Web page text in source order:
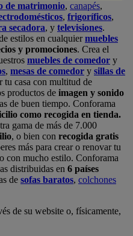
de matrimonio, canapés,
, frigoríficos,
secadora, y televisiones.
estilos en cualquiermuebles
y promociones. Crea el
muebles de comedor y
, mesas de comedor y sillas de
tu casa con multitud de
productos de imagen y sonido
de buen tiempo. Conforama
como recogida en tienda.
gama de más de 7.000
, o bien con recogida gratis
más para crear o renovar tu
con mucho estilo. Conforama
distribuidas en 6 países
de sofas baratos, colchones
de su website o, físicamente,